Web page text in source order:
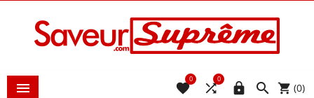
  (0)


0

0